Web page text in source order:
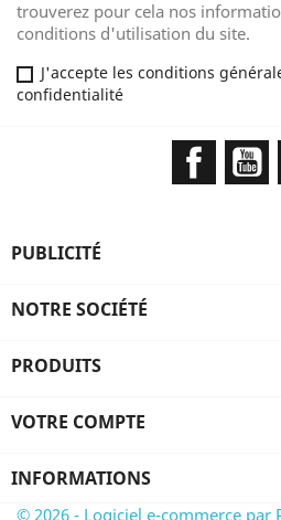
trouverez pour cela nos
conditions d'utilisation du site.
J'accepte les conditions
confidentialité
PUBLICITÉ
NOTRE SOCIÉTÉ
PRODUITS
VOTRE COMPTE
INFORMATIONS
© 2026 - Logiciel e-commerce par